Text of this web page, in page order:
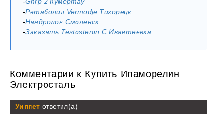
-Ретаболил Vermodje Тихорецк
-Нандролон Смоленск
-Заказать Testosteron C Ивантеевка
Комментарии к Купить Ипаморелин
Электросталь
Уиппет ответил(а)